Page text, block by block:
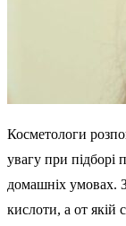
Косметологи
увагу при підборі
домашніх умовах.
кислоти, а от якій